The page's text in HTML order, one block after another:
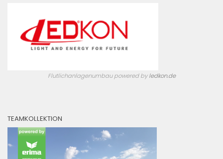
Flutlichanlagenumbau powered byledkon.de
TEAMKOLLEKTION